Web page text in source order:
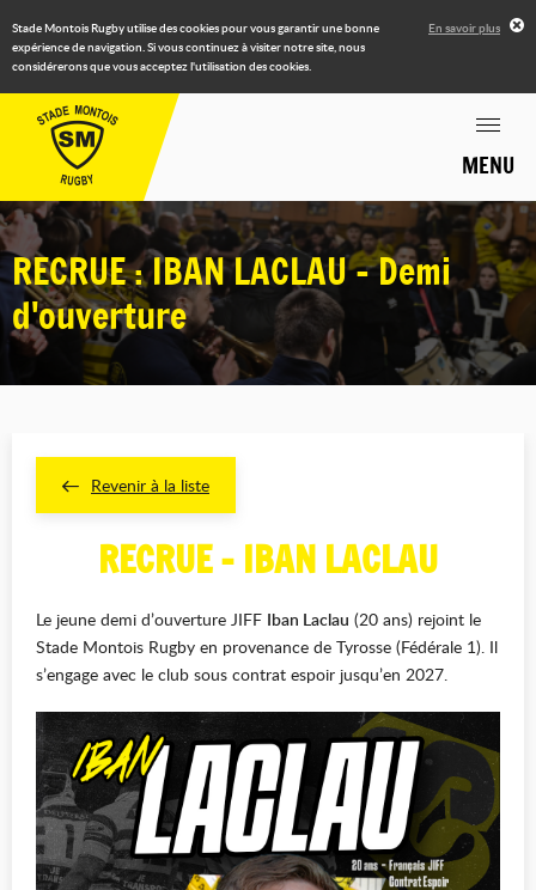
Stade Montois Rugby utilise des cookies pour vous garantir une bonne
expérience de navigation. Si vous continuez à visiter notre site, nous
considérerons que vous acceptez l'utilisation des cookies.
En savoir plus
MENU
RECRUE : IBAN LACLAU - Demi
d'ouverture
Revenir à la liste
RECRUE - IBAN LACLAU
Le jeune demi d’ouverture JIFF Iban Laclau (20 ans) rejoint le
Stade Montois Rugby en provenance de Tyrosse (Fédérale 1). Il
s’engage avec le club sous contrat espoir jusqu’en 2027.